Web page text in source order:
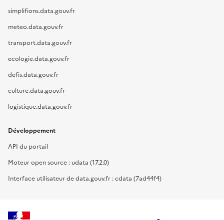
simplifions.data.gouv.fr
meteo.data.gouv.fr
transport.data.gouv.fr
ecologie.data.gouv.fr
defis.data.gouv.fr
culture.data.gouv.fr
logistique.data.gouv.fr
Développement
API du portail
Moteur open source : udata (17.2.0)
Interface utilisateur de data.gouv.fr : cdata (7ad44f4)